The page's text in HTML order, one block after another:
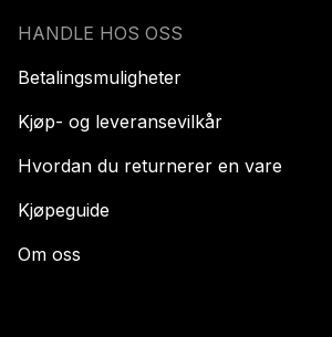
HANDLE HOS OSS
Betalingsmuligheter
Kjøp- og leveransevilkår
Hvordan du returnerer en vare
Kjøpeguide
Om oss